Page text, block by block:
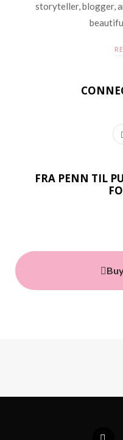
storyteller, blogger,
FRA PENN TIL